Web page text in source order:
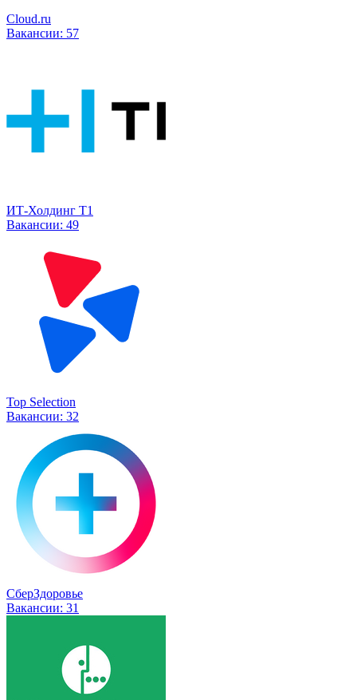
Cloud.ru
Вакансии: 57
ИТ-Холдинг Т1
Вакансии: 49
Top Selection
Вакансии: 32
СберЗдоровье
Вакансии: 31